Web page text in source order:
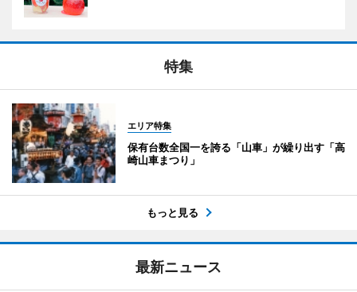
特集
エリア特集
保有台数全国一を誇る「山車」が繰り出す「高
崎山車まつり」
もっと見る
最新ニュース